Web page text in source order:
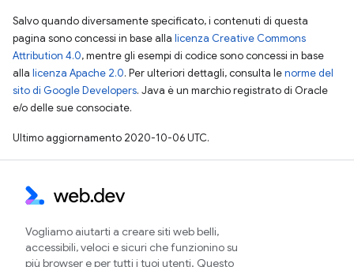
Salvo quando diversamente specificato, i contenuti di questa
pagina sono concessi in base alla licenza Creative Commons
Attribution 4.0, mentre gli esempi di codice sono concessi in base
alla licenza Apache 2.0. Per ulteriori dettagli, consulta lenorme del
sito di Google Developers. Java è un marchio registrato di Oracle
e/o delle sue consociate.
Ultimo aggiornamento 2020-10-06 UTC.
Vogliamo aiutarti a creare siti web belli,
accessibili, veloci e sicuri che funzionino su
più browser e per tutti i tuoi utenti. Questo